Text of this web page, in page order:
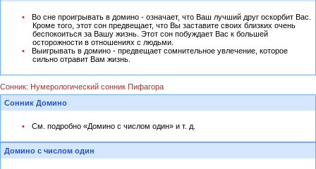
Во сне проигрывать в домино - означает, что Ваш лучший друг оскорбит Вас.
Кроме того, этот сон предвещает, что Вы заставите своих близких очень
беспокоиться за Вашу жизнь. Этот сон побуждает Вас к большей
осторожности в отношениях с людьми.
Выигрывать в домино - предвещает сомнительное увлечение, которое
сильно отравит Вам жизнь.
Сонник: Нумерологический сонник Пифагора
Сонник Домино
См. подробно «Домино с числом один» и т. д.
Домино с числом один